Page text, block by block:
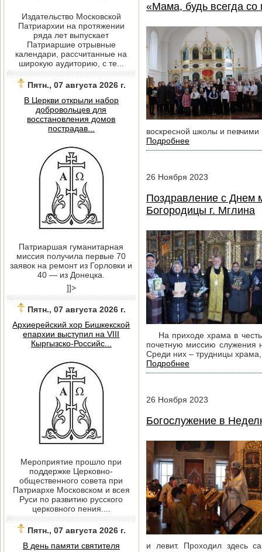
Издательство Московской
Патриархии на протяжении
ряда лет выпускает
Патриаршие отрывные
календари, рассчитанные на
широкую аудиторию, с те...
Пятн., 07 августа 2026 г.
В Церкви открыли набор
добровольцев для
восстановления домов
пострадав...
Патриаршая гуманитарная
миссия получила первые 70
заявок на ремонт из Горловки и
40 — из Донецка.
]]>
Пятн., 07 августа 2026 г.
Архиерейский хор Бишкекской
епархии выступил на VIII
Кыргызско-Российс...
Мероприятие прошло при
поддержке Церковно-
общественного совета при
Патриархе Московском и всея
Руси по развитию русского
церковного пения....
Пятн., 07 августа 2026 г.
В день памяти святителя
«Мама, будь всегда
воскресной школы и певчими
Подробнее
26 Ноября 2023
Поздравление с Днем
Богородицы г. Мглина
На приходе храма в честь
почетную миссию служения
Среди них – трудницы
Подробнее
26 Ноября 2023
Богослужение в
и левит. Проходил здесь